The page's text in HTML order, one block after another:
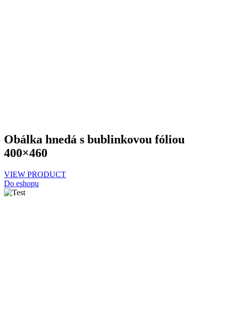
Obálka hnedá s bublinkovou fóliou
400×460
VIEW PRODUCT
Do eshopu